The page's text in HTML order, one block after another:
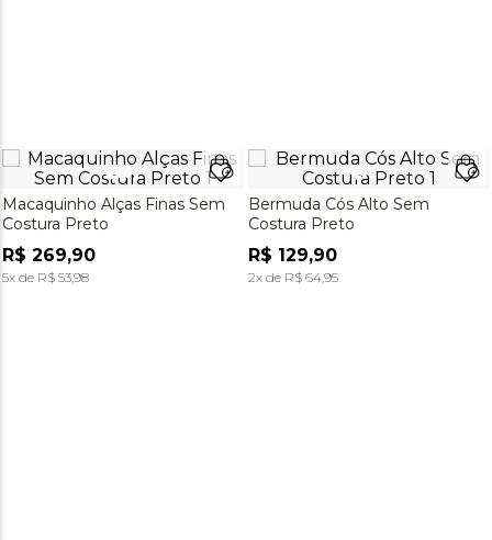
Macaquinho Alças Finas Sem
Costura Preto
R$ 269,90
5x de R$ 53,98
Bermuda Cós Alto Sem
Costura Preto
R$ 129,90
2x de R$ 64,95